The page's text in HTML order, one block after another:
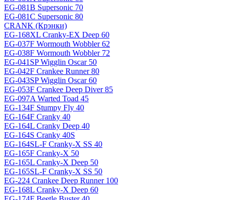
EG-081B Supersonic 70
EG-081C Supersonic 80
CRANK (Крэнки)
EG-168XL Cranky-EX Deep 60
EG-037F Wormouth Wobbler 62
EG-038F Wormouth Wobbler 72
EG-041SP Wigglin Oscar 50
EG-042F Crankee Runner 80
EG-043SP Wigglin Oscar 60
EG-053F Crankee Deep Diver 85
EG-097A Warted Toad 45
EG-134F Stumpy Fly 40
EG-164F Cranky 40
EG-164L Cranky Deep 40
EG-164S Cranky 40S
EG-164SL-F Cranky-X SS 40
EG-165F Cranky-X 50
EG-165L Cranky-X Deep 50
EG-165SL-F Cranky-X SS 50
EG-224 Crankee Deep Runner 100
EG-168L Cranky-X Deep 60